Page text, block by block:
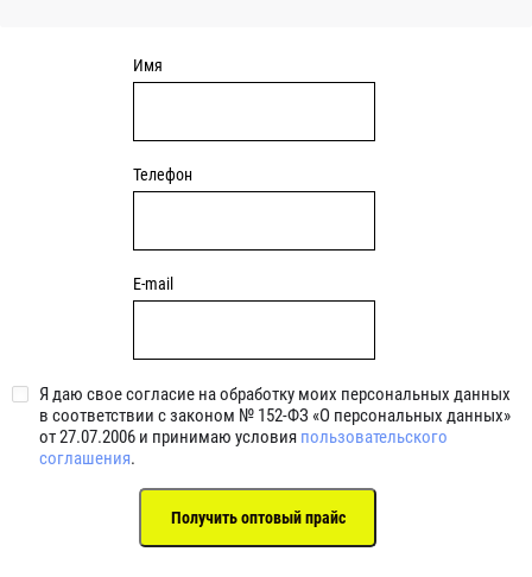
Имя
Телефон
E-mail
Я даю свое согласие на обработку моих персональных данных
в соответствии с законом № 152-ФЗ «О персональных данных»
от 27.07.2006 и принимаю условия пользовательского
соглашения.